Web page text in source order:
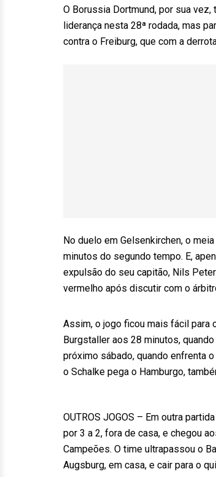
O Borussia Dortmund, por sua
liderança nesta 28ª rodada, mas
contra o Freiburg, que com a
No duelo em Gelsenkirchen, o
minutos do segundo tempo. E,
expulsão do seu capitão, Nils
vermelho após discutir com o
Assim, o jogo ficou mais fácil para
Burgstaller aos 28 minutos,
próximo sábado, quando enfrenta
o Schalke pega o Hamburgo,
OUTROS JOGOS – Em outra
por 3 a 2, fora de casa, e chegou
Campeões. O time ultrapassou o
Augsburg, em casa, e cair para o